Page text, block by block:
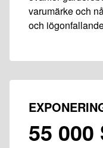
varumärke och
och
55 000